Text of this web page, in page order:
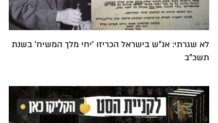
לא שגרתי: אנ"ש בישראל הכריזו 'יחי מלך המשיח' בשנת
תשכ"ב